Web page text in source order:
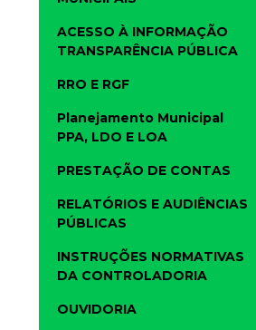
ACESSO À INFORMAÇÃO
TRANSPARÊNCIA PÚBLICA
RRO E RGF
Planejamento Municipal
PPA, LDO E LOA
PRESTAÇÃO DE CONTAS
RELATÓRIOS E AUDIÊNCIAS
PÚBLICAS
INSTRUÇÕES NORMATIVAS
DA CONTROLADORIA
OUVIDORIA